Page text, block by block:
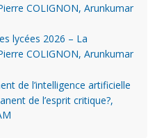
COLIGNON, Arunkumar
lycées 2026 – La
COLIGNON, Arunkumar
de l’intelligence artificielle
de l’esprit critique?,